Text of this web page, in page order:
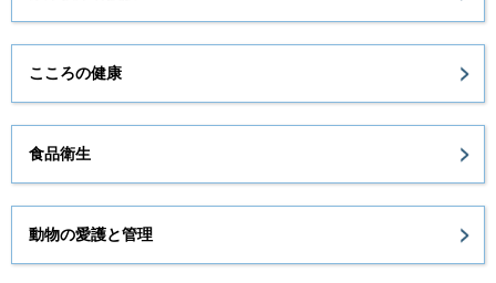
こころの健康
食品衛生
動物の愛護と管理